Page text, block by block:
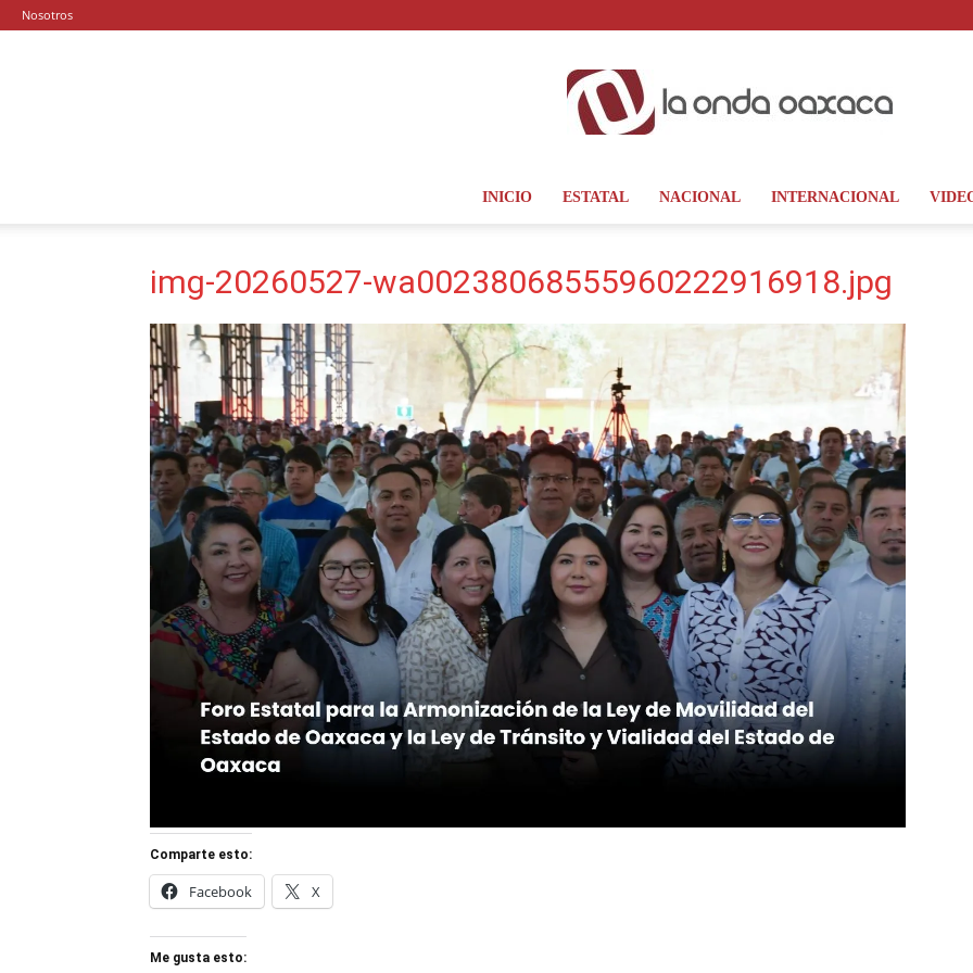
Nosotros
La
Onda
Oaxaca
INICIO ESTATAL NACIONAL INTERNACIONAL
img-20260527-wa00238068555960222916918.jpg
Comparte esto:
Facebook X
Me gusta esto: